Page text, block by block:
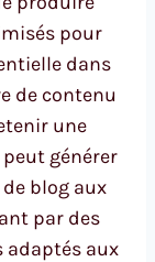
pour
dans
de contenu
une
générer
blog aux
par des
adaptés aux